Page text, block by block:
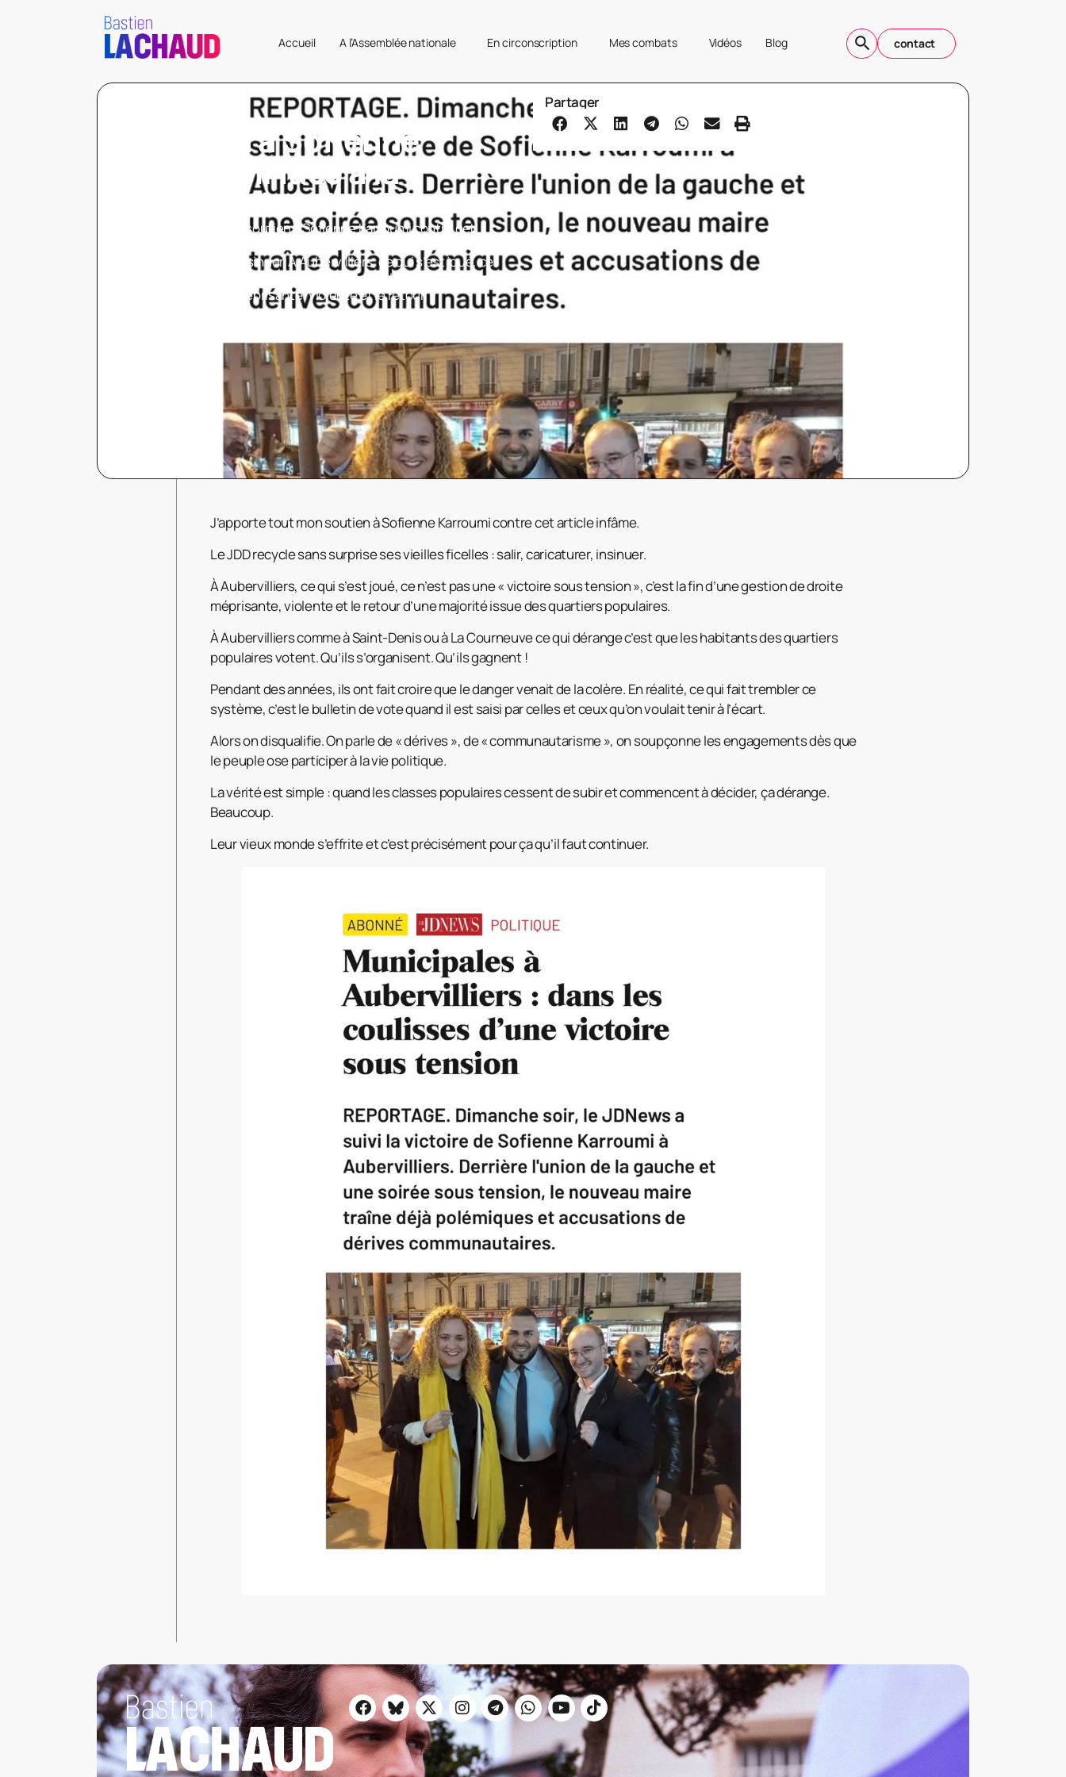
Accueil A l’Assemblée nationale En circonscription Mes combats Vidéos Blog contact
Soutien à Sofienne
Karroumi face à la
diffamation du JDD
J’apporte tout mon soutien à Sofienne Karroumi contre cet
: salir, caricaturer, insinuer. À Aubervilliers, ce qui s’est joué, ce
n’est pas une « victoire sous tension », c’est la fin d’une
gestion de droite méprisante, violente et le retour
Partager
J’apporte tout mon soutien à Sofienne Karroumi contre cet article infâme.
Le JDD recycle sans surprise ses vieilles ficelles : salir, caricaturer, insinuer.
À Aubervilliers, ce qui s’est joué, ce n’est pas une « victoire sous tension », c’est la fin d’une gestion de droite
méprisante, violente et le retour d’une majorité issue des quartiers populaires.
À Aubervilliers comme à Saint-Denis ou à La Courneuve ce qui dérange c’est que les habitants des quartiers
populaires votent. Qu’ils s’organisent. Qu’ils gagnent !
Pendant des années, ils ont fait croire que le danger venait de la colère. En réalité, ce qui fait trembler ce
système, c’est le bulletin de vote quand il est saisi par celles et ceux qu’on voulait tenir à l’écart.
Alors on disqualifie. On parle de « dérives », de « communautarisme », on soupçonne les engagements dès que
le peuple ose participer à la vie politique.
La vérité est simple : quand les classes populaires cessent de subir et commencent à décider, ça dérange.
Beaucoup.
Leur vieux monde s’effrite et c’est précisément pour ça qu’il faut continuer.